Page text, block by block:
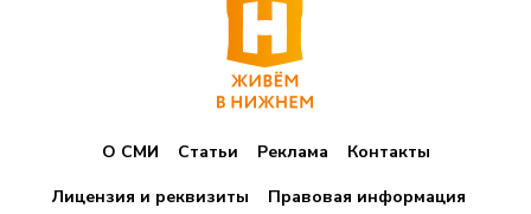
О СМИ Статьи Реклама
Контакты
Лицензия и реквизиты
Правовая информация